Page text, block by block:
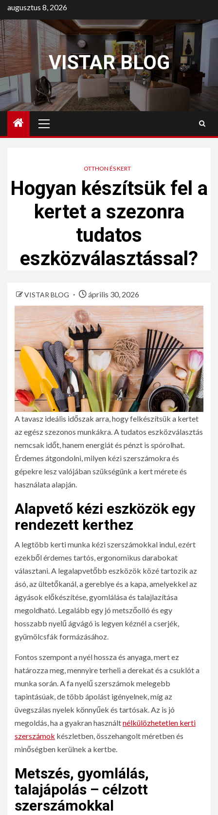
augusztus 8, 2026
VISTAR BLOG
OTTHON ÉS KERT
Hogyan készítsük fel a
kertet a szezonra
tudatos
eszközválasztással?
VISTAR BLOG április 30, 2026
A tavasz ideális időszak arra, hogy felkészítsük a kertet
az egész szezonos munkákra. A tudatos eszközválasztás
nemcsak időt, hanem energiát és pénzt is spórolhat.
Érdemes átgondolni, milyen kézi szerszámokra és
gépekre lesz valójában szükségünk a kert mérete és
használata alapján.
Alapvető kézi eszközök egy
rendezett kerthez
A legtöbb kerti munka kézi szerszámokkal indul, ezért
ezekből érdemes tartós, ergonomikus darabokat
választani. A legalapvetőbb eszközök közé tartozik az
ásó, az ültetőkanál, a gereblye és a kapa, amelyekkel az
ágyások előkészítése, gyomlálása és talajlazítása
megoldható. Legalább egy jó metszőolló és egy
hosszabb nyelű ágvágó is legyen kéznél a cserjék,
gyümölcsfák formázásához.
Fontos szempont a nyél hossza és anyaga, mert ez
határozza meg, mennyire terheli a derekat és a csuklót a
munka során. A fa nyelű szerszámok melegebb
tapintásúak, de több ápolást igényelnek, míg az
üvegszálas nyelek könnyűek és tartósak. Az is jó
megoldás, ha a gyakran használtnélkülözhetetlen kerti
szerszámok készletben, összehangolt méretben és
minőségben kerülnek a kertbe.
Metszés, gyomlálás,
talajápolás – célzott
szerszámokkal